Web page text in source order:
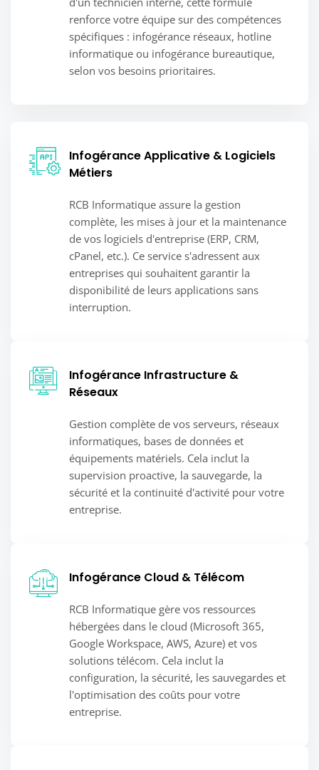
renforce votre équipe sur des compétences
spécifiques : infogérance réseaux, hotline
informatique ou infogérance bureautique,
selon vos besoins prioritaires.
Infogérance Applicative & Logiciels
Métiers
RCB Informatique assure la gestion
complète, les mises à jour et la maintenance
de vos logiciels d'entreprise (ERP, CRM,
cPanel, etc.). Ce service s'adressent aux
entreprises qui souhaitent garantir la
disponibilité de leurs applications sans
interruption.
Infogérance Infrastructure &
Réseaux
Gestion complète de vos serveurs, réseaux
informatiques, bases de données et
équipements matériels. Cela inclut la
supervision proactive, la sauvegarde, la
sécurité et la continuité d'activité pour votre
entreprise.
Infogérance Cloud & Télécom
RCB Informatique gère vos ressources
hébergées dans le cloud (Microsoft 365,
Google Workspace, AWS, Azure) et vos
solutions télécom. Cela inclut la
configuration, la sécurité, les sauvegardes et
l'optimisation des coûts pour votre
entreprise.